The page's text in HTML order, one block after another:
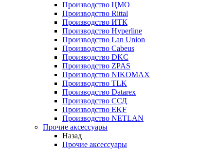
Производство ЦМО
Производство Rittal
Производство ИТК
Производство Hyperline
Производство Lan Union
Производство Cabeus
Производство DKC
Производство ZPAS
Производство NIKOMAX
Производство TLK
Производство Datarex
Производство ССД
Производство EKF
Производство NETLAN
Прочие аксеcсуары
Назад
Прочие аксеcсуары